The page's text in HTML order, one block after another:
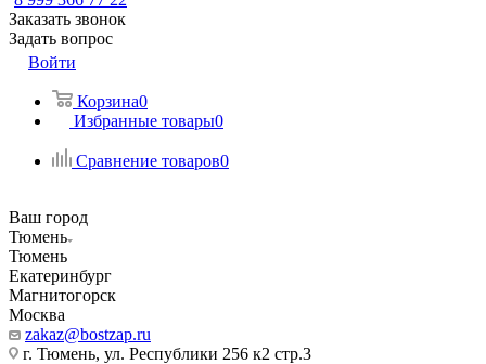
Заказать звонок
Задать вопрос
Войти
Корзина0
Избранные товары0
Сравнение товаров0
Ваш город
Тюмень
Тюмень
Екатеринбург
Магнитогорск
Москва
zakaz@bostzap.ru
г. Тюмень, ул. Республики 256 к2 стр.3